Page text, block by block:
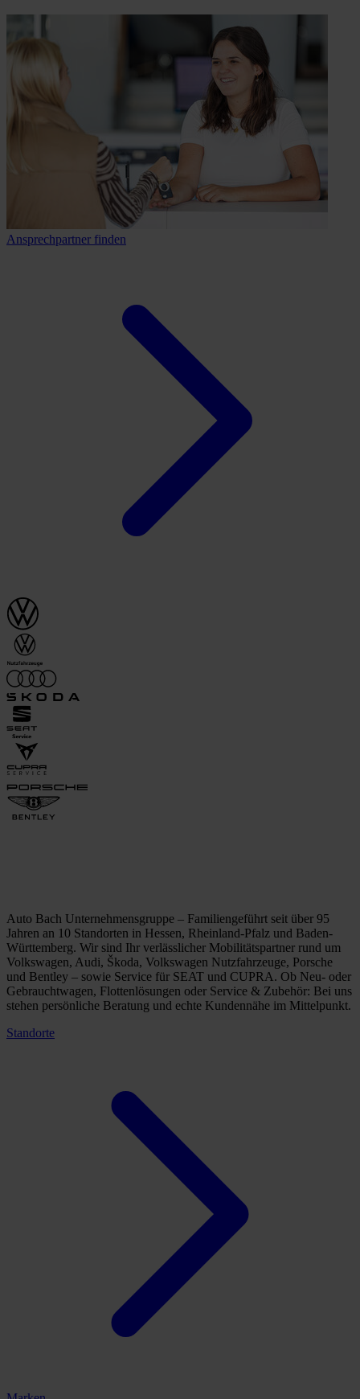
Ansprechpartner finden
Auto Bach Unternehmensgruppe – Familiengeführt seit über 95
Jahren an 10 Standorten in Hessen, Rheinland-Pfalz und Baden-
Württemberg. Wir sind Ihr verlässlicher Mobilitätspartner rund um
Volkswagen, Audi, Škoda, Volkswagen Nutzfahrzeuge, Porsche
und Bentley – sowie Service für SEAT und CUPRA. Ob Neu- oder
Gebrauchtwagen, Flottenlösungen oder Service & Zubehör: Bei uns
stehen persönliche Beratung und echte Kundennähe im Mittelpunkt.
Standorte